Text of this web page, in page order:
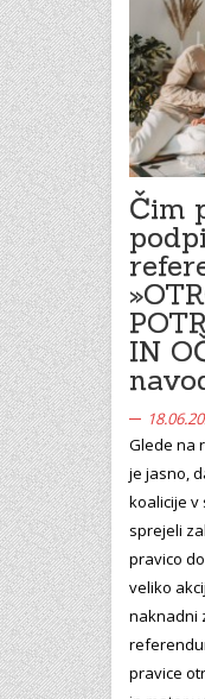
Čim
IN
Glede na
je jasno,
koalicije v
sprejeli
pravico
veliko
naknadni
pravice